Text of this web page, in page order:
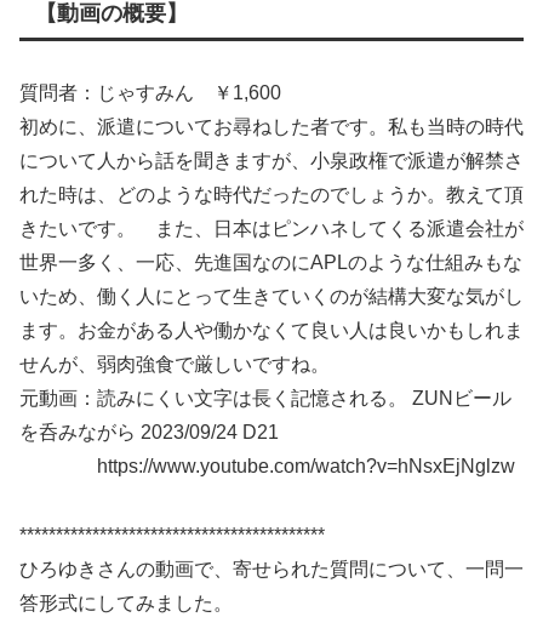
【動画の概要】
質問者：じゃすみん ￥1,600
初めに、派遣についてお尋ねした者です。私も当時の時代
について人から話を聞きますが、小泉政権で派遣が解禁さ
れた時は、どのような時代だったのでしょうか。教えて頂
きたいです。 また、日本はピンハネしてくる派遣会社が
世界一多く、一応、先進国なのにAPLのような仕組みもな
いため、働く人にとって生きていくのが結構大変な気がし
ます。お金がある人や働かなくて良い人は良いかもしれま
せんが、弱肉強食で厳しいですね。
元動画：読みにくい文字は長く記憶される。 ZUNビール
を呑みながら 2023/09/24 D21
https://www.youtube.com/watch?v=hNsxEjNglzw
******************************************
ひろゆきさんの動画で、寄せられた質問について、一問一
答形式にしてみました。